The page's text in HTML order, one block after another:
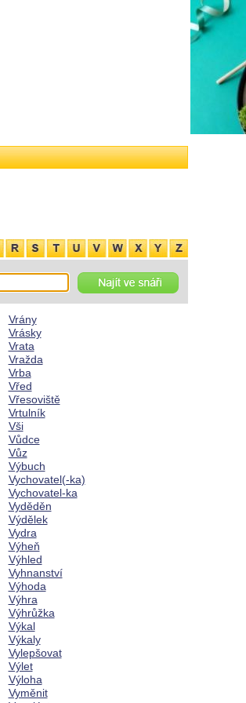
Vrány
Vrásky
Vrata
Vražda
Vrba
Vřed
Vřesoviště
Vrtulník
Vši
Vůdce
Vůz
Výbuch
Vychovatel(-ka)
Vychovatel-ka
Vyděděn
Výdělek
Vydra
Výheň
Výhled
Vyhnanství
Výhoda
Výhra
Výhrůžka
Výkal
Výkaly
Vylepšovat
Výlet
Výloha
Vyměnit